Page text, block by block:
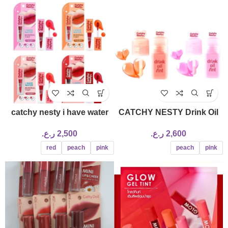
CATCHY NESTY Drink Oil
2,600 ر.ع.
pink
peach
catchy nesty i have water
2,500 ر.ع.
pink
peach
red